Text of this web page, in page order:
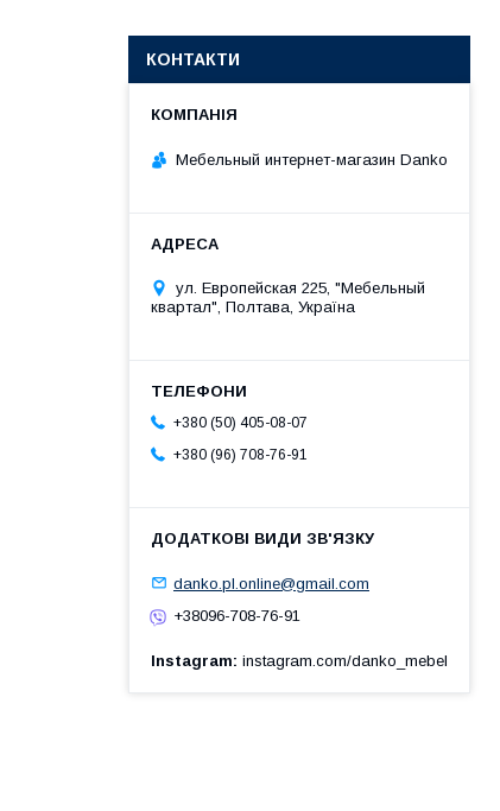
КОНТАКТИ
Мебельный интернет-магазин Danko
ул. Европейская 225, "Мебельный
квартал", Полтава, Україна
+380 (50) 405-08-07
+380 (96) 708-76-91
danko.pl.online@gmail.com
+38096-708-76-91
Instagram instagram.com/danko_mebel